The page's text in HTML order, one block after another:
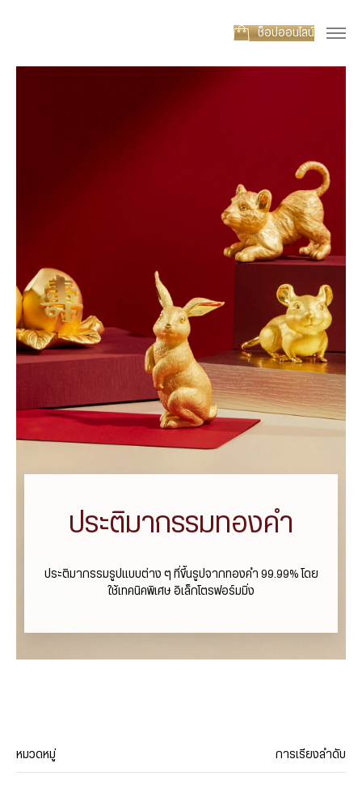
ช็อปออนไลน์
ประติมากรรมทองคำ
ประติมากรรมรูปแบบต่าง ๆ ที่ขึ้นรูปจากทองคำ 99.99% โดย
ใช้เทคนิคพิเศษ อิเล็กโตรฟอร์มมิ่ง
หมวดหมู่ การเรียงลำดับ